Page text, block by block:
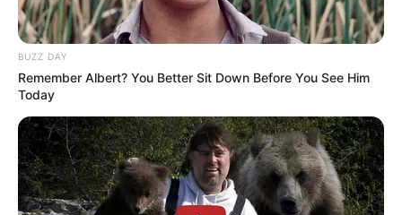
BUZZ DAY
Remember Albert? You Better Sit Down Before You See Him
Today